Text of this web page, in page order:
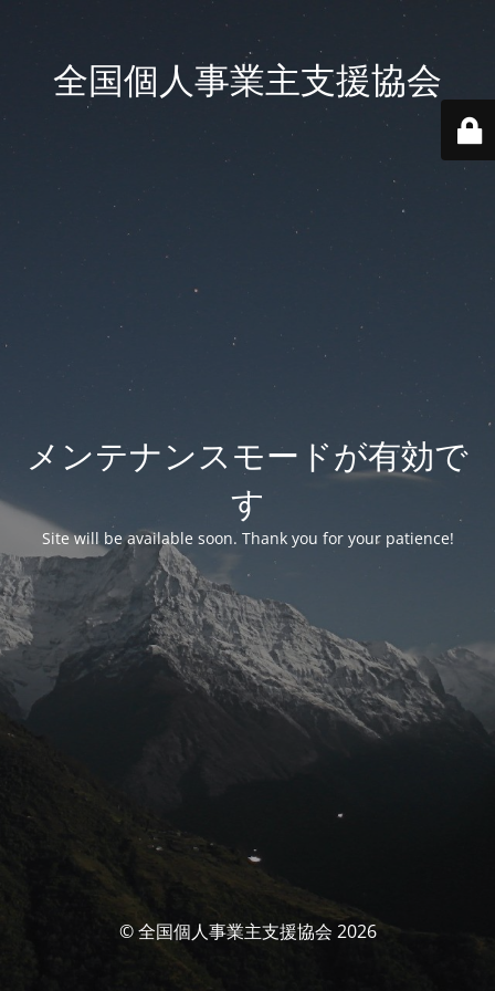
全国個人事業主支援協会
メンテナンスモードが有効で
す
Site will be available soon. Thank you for your patience!
© 全国個人事業主支援協会 2026